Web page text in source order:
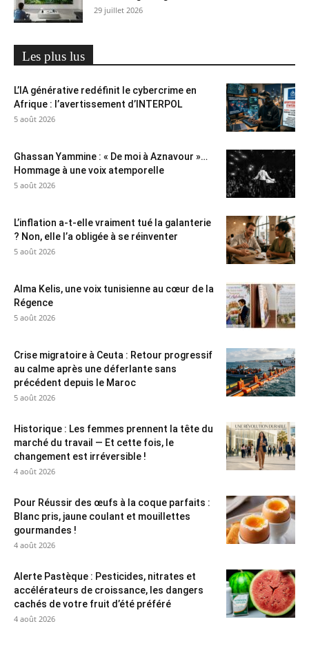
29 juillet 2026
Les plus lus
L’IA générative redéfinit le cybercrime en
Afrique : l’avertissement d’INTERPOL
5 août 2026
Ghassan Yammine : « De moi à Aznavour »…
Hommage à une voix atemporelle
5 août 2026
L’inflation a-t-elle vraiment tué la galanterie
? Non, elle l’a obligée à se réinventer
5 août 2026
Alma Kelis, une voix tunisienne au cœur de la
Régence
5 août 2026
Crise migratoire à Ceuta : Retour progressif
au calme après une déferlante sans
précédent depuis le Maroc
5 août 2026
Historique : Les femmes prennent la tête du
marché du travail — Et cette fois, le
changement est irréversible !
4 août 2026
Pour Réussir des œufs à la coque parfaits :
Blanc pris, jaune coulant et mouillettes
gourmandes !
4 août 2026
Alerte Pastèque : Pesticides, nitrates et
accélérateurs de croissance, les dangers
cachés de votre fruit d’été préféré
4 août 2026